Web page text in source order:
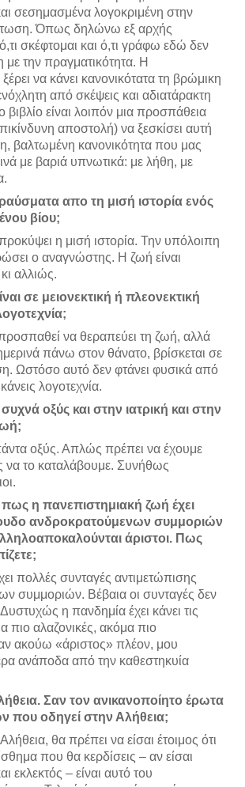
σεσημασμένα λογοκριμένη στην
Όπως δηλώνω εξ αρχής
σκέφτομαι και ό,τι γράφω εδώ δεν
με την πραγματικότητα. Η
να κάνει κανονικότατα τη βρώμικη
από σκέψεις και αδιατάρακτη
βιβλίο είναι λοιπόν μια προσπάθεια
αποστολή) να ξεσκίσει αυτή
βαλτωμένη κανονικότητα που μας
με βαριά υπνωτικά: με λήθη, με
απο τη μισή ιστορία ενός
βίου;
η μισή ιστορία. Την υπόλοιπη
ο αναγνώστης. Η ζωή είναι
κι αλλιώς.
σε μειονεκτική ή πλεονεκτική
πάνω στον θάνατο, βρίσκεται σε
Ωστόσο αυτό δεν φτάνει φυσικά από
λογοτεχνία.
οξύς και στην ιατρική και στην
οξύς. Απλώς πρέπει να έχουμε
να το καταλάβουμε. Συνήθως
η πανεπιστημιακή ζωή έχει
ανδροκρατούμενων συμμοριών
άριστοι. Πως
συμμοριών. Βέβαια οι συνταγές δεν
η πανδημία έχει κάνει τις
πιο αλαζονικές, ακόμα πιο
ακούω «άριστος» πλέον, μου
ανάποδα από την καθεστηκυία
Σαν τον ανικανοποίητο έρωτα
που οδηγεί στην Αλήθεια;
θα πρέπει να είσαι έτοιμος ότι
που θα κερδίσεις – αν είσαι
εκλεκτός – είναι αυτό του